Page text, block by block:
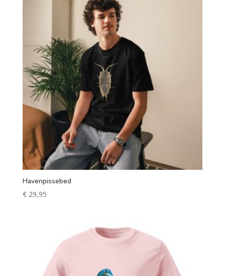
Havenpissebed
€29,95